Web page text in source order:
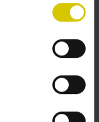
binnen
en apps van
Uiltje Cosmic